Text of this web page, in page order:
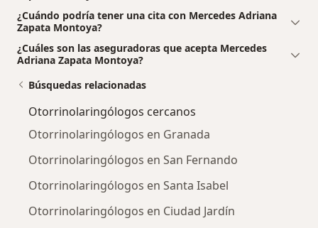
¿Cuándo podría tener una cita con Mercedes Adriana
Zapata Montoya?
¿Cuáles son las aseguradoras que acepta Mercedes
Adriana Zapata Montoya?
Búsquedas relacionadas
Otorrinolaringólogos cercanos
Otorrinolaringólogos en Granada
Otorrinolaringólogos en San Fernando
Otorrinolaringólogos en Santa Isabel
Otorrinolaringólogos en Ciudad Jardín